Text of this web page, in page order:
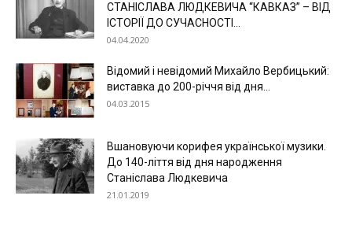
СТАНІСЛАВА ЛЮДКЕВИЧА “КАВКАЗ” – ВІД
ІСТОРІЇ ДО СУЧАСНОСТІ...
04.04.2020
Відомий і невідомий Михайло Вербицький:
виставка до 200-річчя від дня...
04.03.2015
Вшановуючи корифея української музики.
До 140-ліття від дня народження
Станіслава Людкевича
21.01.2019